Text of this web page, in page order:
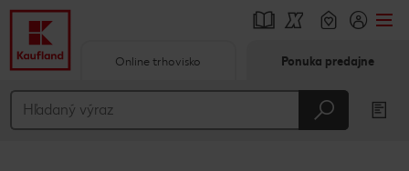
Hlavný obsah
Online trhovisko Ponuka predajne